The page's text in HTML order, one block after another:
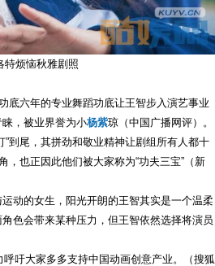
特烦恼秋雅剧照
底六年的专业舞蹈功底让王智步入演艺事业
，被业界誉为小杨紫琼（中国广播网评）。
到尾，其拼劲和敬业精神让剧组所有人都十
，也正因此他们被大家称为“功夫三宝”（新
运动的女生，阳光开朗的王智其实是一个温柔
色会带来某种压力，但王智依然选择将演员
呼吁大家多多支持中国动画创意产业。（搜狐